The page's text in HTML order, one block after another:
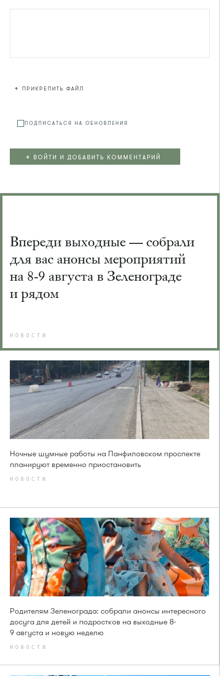
+ ПРИКРЕПИТЬ ФАЙЛ
ПОДПИСАТЬСЯ НА ОБНОВЛЕНИЯ
+ ВОЙТИ И ДОБАВИТЬ КОММЕНТАРИЙ
Впереди выходные — собрали
для вас анонсы мероприятий
на 8-9 августа в Зеленограде
и рядом
НОВОСТИ
Ночные шумные работы на Панфиловском проспекте
планируют временно приостановить
НОВОСТИ
Родителям Зеленограда: собрали анонсы интересного
досуга для детей и подростков на выходные 8-
9 августа и новую неделю
НОВОСТИ